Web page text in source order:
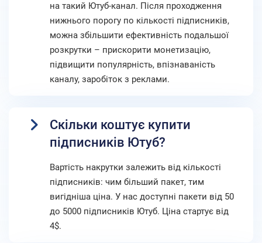
на такий Ютуб-канал. Після проходження
нижнього порогу по кількості підписників,
можна збільшити ефективність подальшої
розкрутки – прискорити монетизацію,
підвищити популярність, впізнаваність
каналу, заробіток з реклами.
Скільки коштує купити
підписників Ютуб?
Вартість накрутки залежить від кількості
підписників: чим більший пакет, тим
вигідніша ціна. У нас доступні пакети від 50
до 5000 підписників Ютуб. Ціна стартує від
4$.